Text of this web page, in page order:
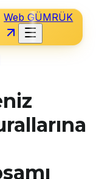
Web GÜMRÜK